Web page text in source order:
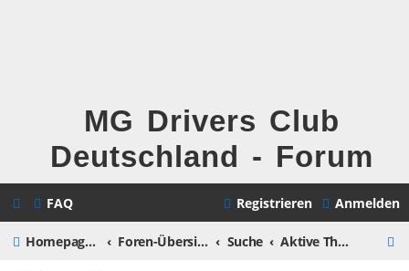
MG Drivers Club
Deutschland - Forum
FAQ Anmelden
Registrieren
Homepage MG Drivers Club Deutschland Foren-Übersicht Suche Aktive Themen